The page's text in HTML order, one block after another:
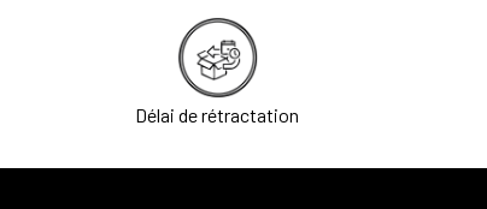
Délai de rétractation